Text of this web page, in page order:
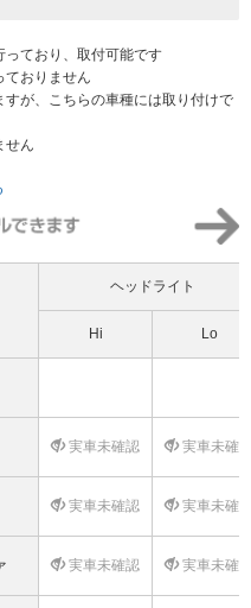
っており、取付可能です
ておりません
すが、こちらの車種には取り付けで
せん
ヘッドライト
Hi Lo
実車未確認 実車未確
実車未確認 実車未確
実車未確認 実車未確